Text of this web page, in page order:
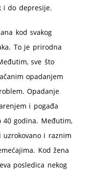
i do depresije.
kod svakog
To je prirodna
sve što
opadanjem
Opadanje
i pogađa
40 godina. Međutim,
uzrokovano i raznim
Kod žena
posledica nekog